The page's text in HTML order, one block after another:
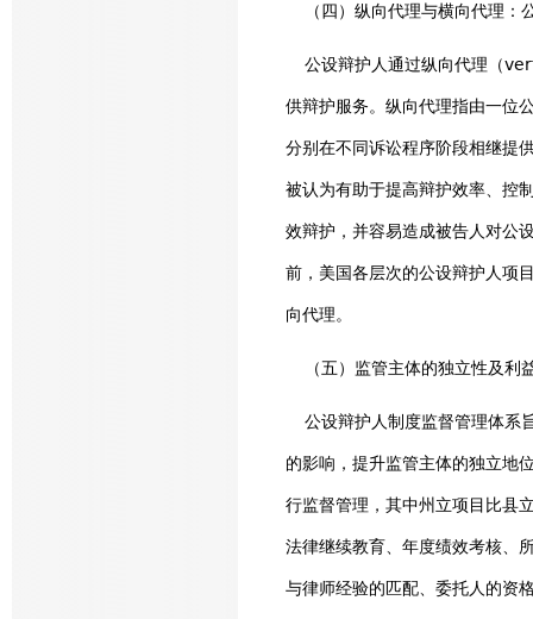
（四）纵向代理与横向代理：
公设辩护人通过纵向代理（
供辩护服务。纵向代理指由一位
分别在不同诉讼程序阶段相继提
被认为有助于提高辩护效率、控
效辩护，并容易造成被告人对公
前，美国各层次的公设辩护人项
向代理。
（五）监管主体的独立性及利
公设辩护人制度监督管理体系
的影响，提升监管主体的独立地
行监督管理，其中州立项目比县
法律继续教育、年度绩效考核、
与律师经验的匹配、委托人的资